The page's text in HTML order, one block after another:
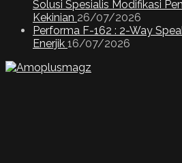
Solusi Spesialis Modifikasi
Kekinian 26/07/2026
Performa F-162 : 2-Way
Enerjik 16/07/2026